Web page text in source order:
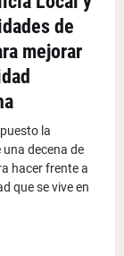
de
mejorar
la
decena de
hacer frente a
que se vive en